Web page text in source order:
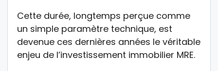
Cette durée, longtemps perçue comme
un simple paramètre technique, est
devenue ces dernières années le véritable
enjeu de l’investissement immobilier MRE.